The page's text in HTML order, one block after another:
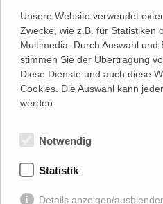
Österreichischer
Wirtschaftsverlag GmbH
Unsere Website verwendet
Zwecke, wie z.B. für Statistiken
Multimedia. Durch Auswahl und
stimmen Sie der Übertragung
Diese Dienste und auch diese
Cookies. Die Auswahl kann
werden.
Notwendig
Statistik
Details anzeigen/